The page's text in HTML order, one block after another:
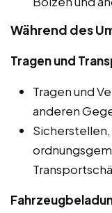
Während des
Tragen und
Tragen und
anderen